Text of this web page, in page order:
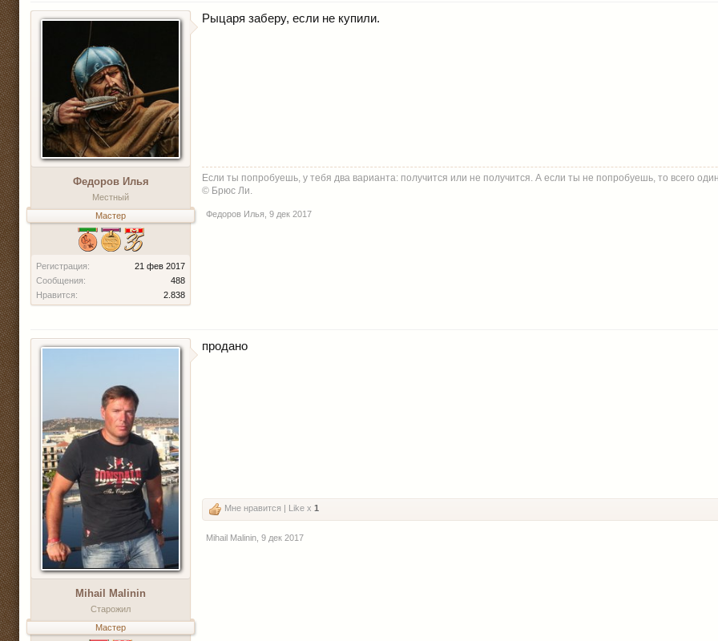
Федоров Илья
Местный
Мастер
Регистрация:
21 фев 2017
Сообщения:
488
Нравится:
2.838
Рыцаря заберу, если не купили.
Если ты попробуешь, у тебя два варианта: получится или не получится. А если ты не попробуешь, то всего
© Брюс Ли.
Федоров Илья 9 дек 2017
Mihail Malinin
Старожил
Мастер
продано
Мне нравится | Like x 1
Mihail Malinin 9 дек 2017